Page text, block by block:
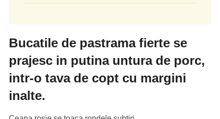
Bucatile de pastrama fierte se
prajesc in putina untura de porc,
intr-o tava de copt cu margini
inalte.